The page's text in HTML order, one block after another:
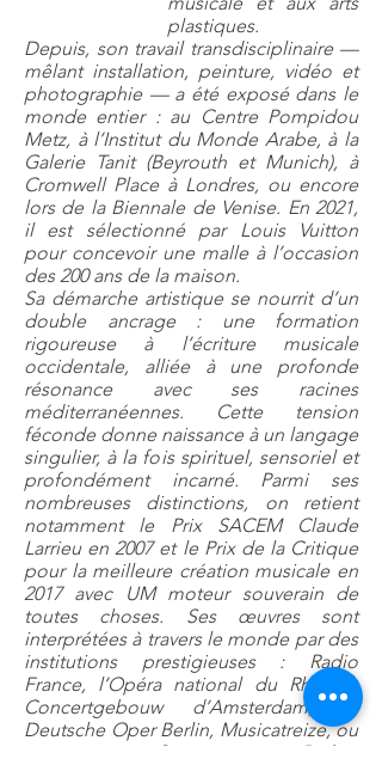
plastiques. ​​
Depuis, son travail transdisciplinaire —
mêlant installation, peinture, vidéo et
photographie — a été exposé dans le
monde entier : au Centre Pompidou
Metz, à l’Institut du Monde Arabe, à la
Galerie Tanit (Beyrouth et Munich), à
Cromwell Place à Londres, ou encore
lors de la Biennale de Venise. En 2021,
il est sélectionné par Louis Vuitton
pour concevoir une malle à l’occasion
des 200 ans de la maison.
Sa démarche artistique se nourrit d’un
double ancrage : une formation
rigoureuse à l’écriture musicale
occidentale, alliée à une profonde
résonance avec ses racines
méditerranéennes. Cette tension
féconde donne naissance à un langage
singulier, à la fois spirituel, sensoriel et
profondément incarné. Parmi ses
nombreuses distinctions, on retient
notamment le Prix SACEM Claude
Larrieu en 2007 et le Prix de la Critique
pour la meilleure création musicale en
2017 avec UM moteur souverain de
toutes choses. Ses œuvres sont
interprétées à travers le monde par des
institutions prestigieuses : Radio
France, l’Opéra national du Rhin, le
Concertgebouw d’Amsterdam, le
Deutsche Oper Berlin, Musicatreize, ou
encore Sveriges Radios